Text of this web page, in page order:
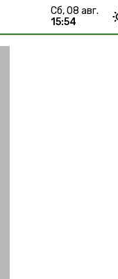
сб, 08 авг.
15:54